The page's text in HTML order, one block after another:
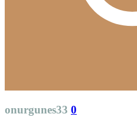
onurgunes33 0